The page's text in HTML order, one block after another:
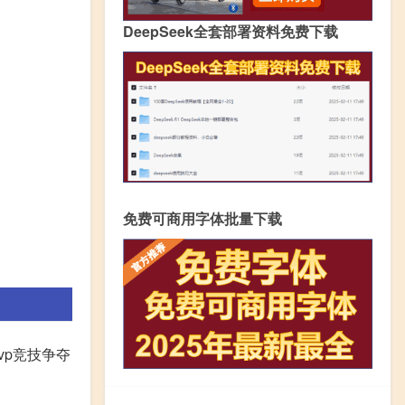
竞技争夺
DeepSeek全套部署资料免费下载
免费可商用字体批量下载